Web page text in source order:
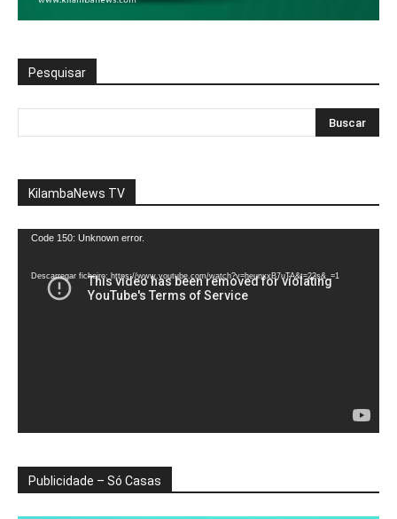
Pesquisar
KilambaNews TV
Reprodutor
vídeo
Code 150: Unknown error.
Descarregar ficheiro: https://www.youtube.com/watch?v=heunxxB7uTA&t=22s&_=1
Publicidade – Só Casas